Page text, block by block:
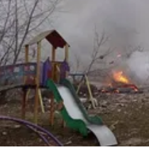
Społeczeństwo
Wojna na Ukrainie
Świat